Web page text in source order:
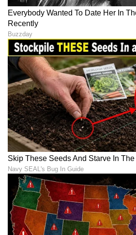
ಏಷ್ಯಾನೆಟ್ ಸುವರ್ಣ ನ್ಯೂಸ್‌
Liveಸೇರಿದಂತೆ ಟೀಂ ಇಂಡಿಯಾದ
(Cricket News in Kannada),
ಮತ್ತು ನೇರ ಪ್ರಸಾರಗಳೊಂದಿಗೆ
ನಿಮ್ಮ ಒಂದೇ ಕ್ಲಿಕ್‌ನಲ್ಲಿ ಲಭ್ಯ.
ನ್ಯೂಸ್ ಅಧಿಕೃತ ಆ್ಯಪ್
ಎಲ್ಲಾ ಅಪ್‌ಡೇಟ್ ಗಳನ್ನು ಪಡೆಯಿರಿ.